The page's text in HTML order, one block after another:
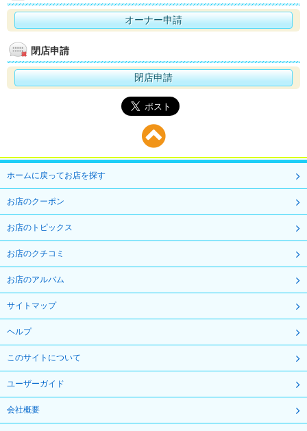
オーナー申請
閉店申請
閉店申請
ホームに戻ってお店を探す
お店のクーポン
お店のトピックス
お店のクチコミ
お店のアルバム
サイトマップ
ヘルプ
このサイトについて
ユーザーガイド
会社概要